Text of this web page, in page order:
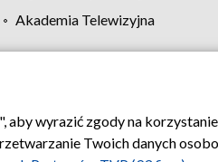
Akademia Telewizyjna
TVP Polityka
wyrazić zgody na
Twoich danych